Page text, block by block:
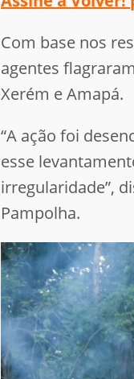
Com base nos
agentes
Xerém e Amapá.
“A ação foi
esse
irregularidade”,
Pampolha.